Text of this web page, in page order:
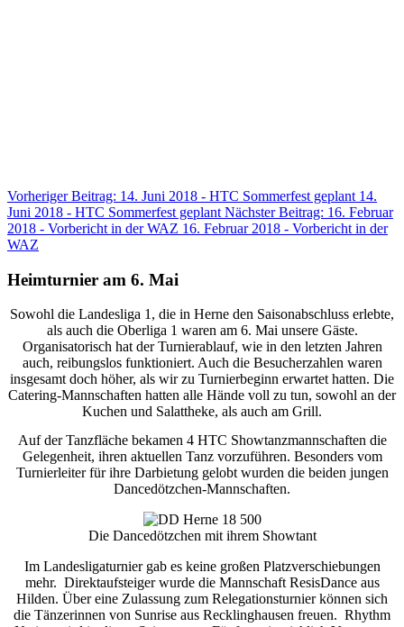
Vorheriger Beitrag: 14. Juni 2018 - HTC Sommerfest geplant 14.
Juni 2018 - HTC Sommerfest geplant Nächster Beitrag: 16. Februar
2018 - Vorbericht in der WAZ 16. Februar 2018 - Vorbericht in der
WAZ
Heimturnier am 6. Mai
Sowohl die Landesliga 1, die in Herne den Saisonabschluss erlebte,
als auch die Oberliga 1 waren am 6. Mai unsere Gäste.
Organisatorisch hat der Turnierablauf, wie in den letzten Jahren
auch, reibungslos funktioniert. Auch die Besucherzahlen waren
insgesamt doch höher, als wir zu Turnierbeginn erwartet hatten. Die
Catering-Mannschaften hatten alle Hände voll zu tun, sowohl an der
Kuchen und Salattheke, als auch am Grill.
Auf der Tanzfläche bekamen 4 HTC Showtanzmannschaften die
Gelegenheit, ihren aktuellen Tanz vorzuführen. Besonders vom
Turnierleiter für ihre Darbietung gelobt wurden die beiden jungen
Dancedötzchen-Mannschaften.
Die Dancedötzchen mit ihrem Showtant
Im Landesligaturnier gab es keine großen Platzverschiebungen
mehr. Direktaufsteiger wurde die Mannschaft ResisDance aus
Hilden. Über eine Zulassung zum Relegationsturnier können sich
die Tänzerinnen von Sunrise aus Recklinghausen freuen. Rhythm